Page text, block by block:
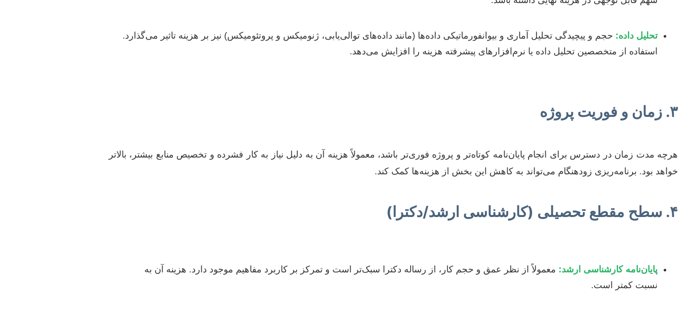
تحلیل داده: حجم و پیچیدگی تحلیل آماری و بیوانفورماتیکی داده‌ها (مانند داده‌های توالی‌یابی، ژنومیکس و پروتئومیکس) نیز بر هزینه تاثیر می‌گذارد.
استفاده از متخصصین تحلیل داده یا نرم‌افزارهای پیشرفته هزینه را افزایش می‌دهد.
۳. زمان و فوریت پروژه
هرچه مدت زمان در دسترس برای انجام پایان‌نامه کوتاه‌تر و پروژه فوری‌تر باشد، معمولاً هزینه آن به دلیل نیاز به کار فشرده و تخصیص منابع بیشتر، بالاتر
خواهد بود. برنامه‌ریزی زودهنگام می‌تواند به کاهش این بخش از هزینه‌ها کمک کند.
۴. سطح مقطع تحصیلی (کارشناسی ارشد/دکترا)
پایان‌نامه کارشناسی ارشد: معمولاً از نظر عمق و حجم کار، از رساله دکترا سبک‌تر است و تمرکز بر کاربرد مفاهیم موجود دارد. هزینه آن به
نسبت کمتر است.